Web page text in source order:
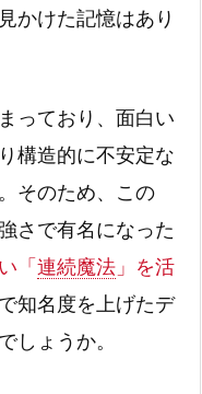
かけた記憶はあり
っており、面白い
構造的に不安定な
そのため、この
さで有名になった
「 連続魔法 」を活
知名度を上げたデ
しょうか。